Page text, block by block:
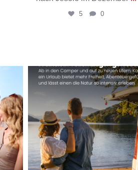
5 0
Mai 26